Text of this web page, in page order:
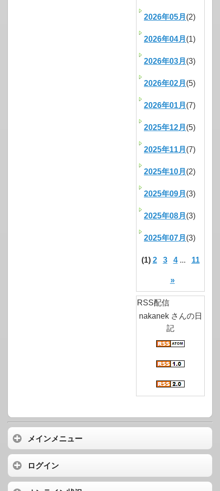
2026年05月 (2)
2026年04月 (1)
2026年03月 (3)
2026年02月 (5)
2026年01月 (7)
2025年12月 (5)
2025年11月 (7)
2025年10月 (2)
2025年09月 (3)
2025年08月 (3)
2025年07月 (3)
(1) 2 3 4... 11
»
RSS配信
nakanek さんの日
記
メインメニュー
ログイン